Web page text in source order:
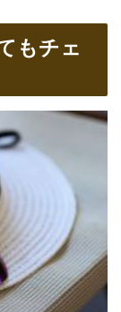
もチェ